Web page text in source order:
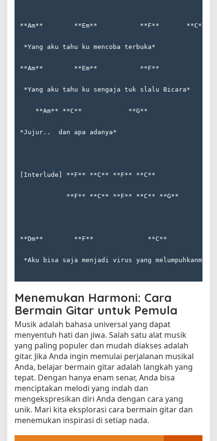
**Am**        **Em**           **F**       **C**
*Yang aku tahu ku mencoba terbuka*
**Am**        **Em**           **F**
*Yang aku tahu ku sengaja tuk slalu Bicara*
    **Am** **C**            **G**
*Jujur..  dan apa adanya*
[Interlude] **F** **C** **F** **C**
            **F** **C** **F** **C** **G**
**Dm**        **F**              **C**
*Aku bisa saja menjadi virus yang melumpuhkanmu*
Menemukan Harmoni: Cara
Bermain Gitar untuk Pemula
Musik adalah bahasa universal yang dapat
menyentuh hati dan jiwa. Salah satu alat musik
yang paling populer dan mudah diakses adalah
gitar. Jika Anda ingin memulai perjalanan musikal
Anda, belajar bermain gitar adalah langkah yang
tepat. Dengan hanya enam senar, Anda bisa
menciptakan melodi yang indah dan
mengekspresikan diri Anda dengan cara yang
unik. Mari kita eksplorasi cara bermain gitar dan
menemukan inspirasi di setiap nada.